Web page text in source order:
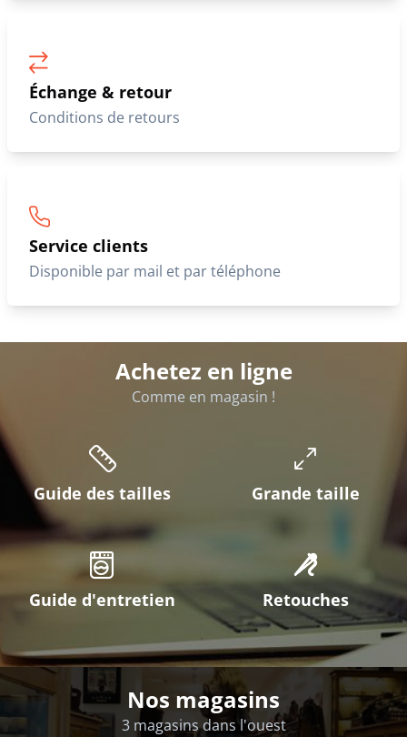
Échange & retour
Conditions de retours
Service clients
Disponible par mail et par téléphone
Achetez en ligne
Comme en magasin !
Guide des tailles Grande taille
Guide d'entretien Retouches
Nos magasins
3 magasins dans l'ouest